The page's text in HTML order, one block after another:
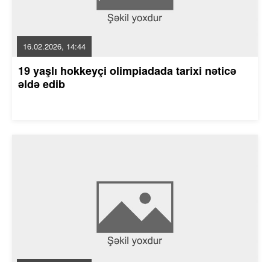
16.02.2026, 14:44
19 yaşlı hokkeyçi olimpiadada tarixi nəticə
əldə edib